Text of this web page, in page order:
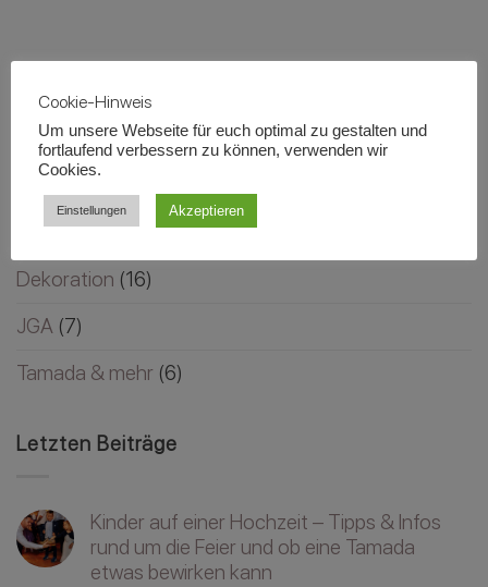
Kategorien
Allgemeines(4)
Dekoration (16)
JGA (7)
Tamada & mehr (6)
Letzten Beiträge
Kinder auf einer Hochzeit – Tipps & Infos
rund um die Feier und ob eine Tamada
etwas bewirken kann
Cookie-Hinweis
Um unsere Webseite für euch optimal zu gestalten und
fortlaufend verbessern zu können, verwenden wir
Cookies.
Einstellungen Akzeptieren